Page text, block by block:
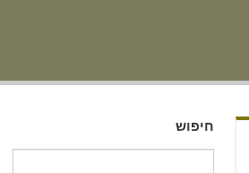
חיפוש